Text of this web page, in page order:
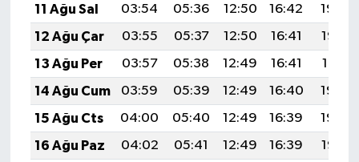
11 Ağu Sal
03:54 05:36 12:50 16:42
19:54
12 Ağu Çar
03:55 05:37 12:50 16:41
19:52
13 Ağu Per
03:57 05:38 12:49 16:41
19:51
14 Ağu Cum
03:59 05:39 12:49 16:40
19:50
15 Ağu Cts
04:00 05:40 12:49 16:39
19:48
16 Ağu Paz
04:02 05:41 12:49 16:39
19:47